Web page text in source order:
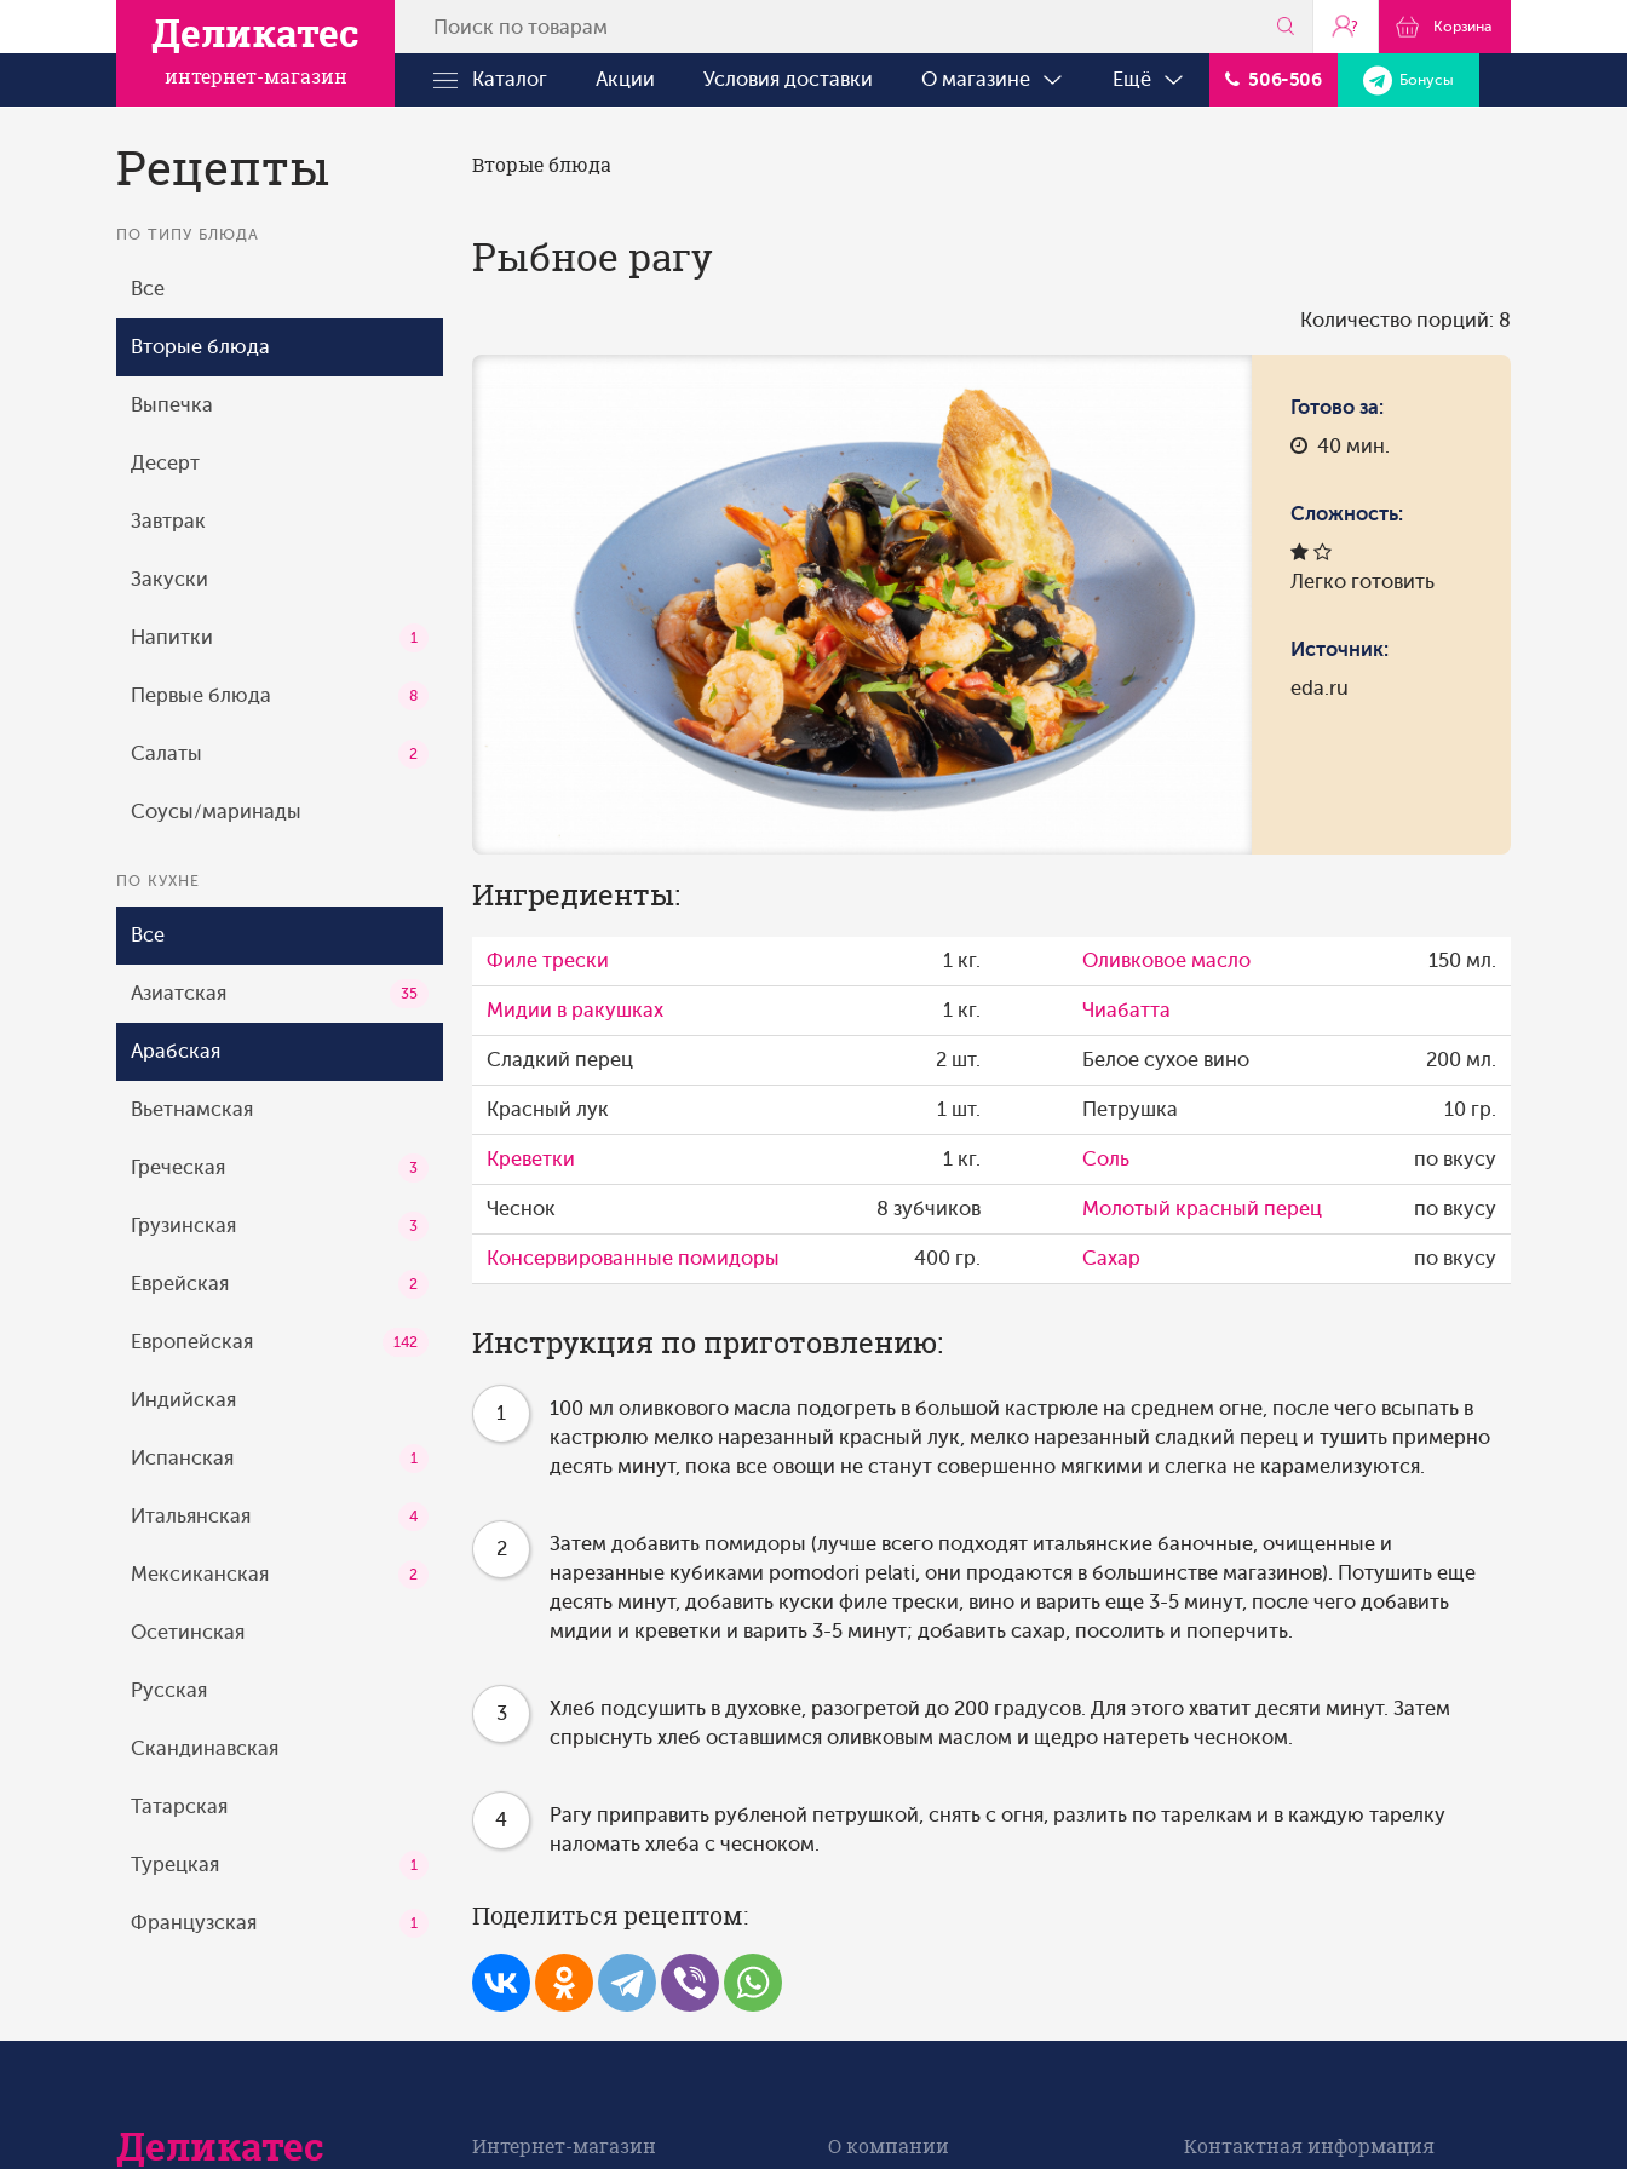
Деликатес
интернет-магазин
? Корзина
Каталог Акции Условия доставки О магазине Ещё 506-506 Бонусы
Рецепты
ПО ТИПУ БЛЮДА
Все
Вторые блюда
Выпечка
Десерт
Завтрак
Закуски
Напитки 1
Первые блюда 8
Салаты 2
Соусы/маринады
ПО КУХНЕ
Все
Азиатская 35
Арабская
Вьетнамская
Греческая 3
Грузинская 3
Еврейская 2
Европейская 142
Индийская
Испанская 1
Итальянская 4
Мексиканская 2
Осетинская
Русская
Скандинавская
Татарская
Турецкая 1
Французская 1
Вторые блюда
Рыбное рагу
Количество порций: 8
Готово за:
40 мин.
Сложность:
Легко готовить
Источник:
eda.ru
Ингредиенты:
Филе трески 1 кг. Оливковое масло 150 мл.
Мидии в ракушках 1 кг. Чиабатта
Сладкий перец 2 шт. Белое сухое вино 200 мл.
Красный лук 1 шт. Петрушка 10 гр.
Креветки 1 кг. Соль по вкусу
Чеснок 8 зубчиков Молотый красный перец по вкусу
Консервированные помидоры 400 гр. Сахар по вкусу
Инструкция по приготовлению:
1
100 мл оливкового масла подогреть в большой кастрюле на среднем огне, после чего всыпать в
кастрюлю мелко нарезанный красный лук, мелко нарезанный сладкий перец и тушить примерно
десять минут, пока все овощи не станут совершенно мягкими и слегка не карамелизуются.
2
Затем добавить помидоры (лучше всего подходят итальянские баночные, очищенные и
нарезанные кубиками pomodori pelati, они продаются в большинстве магазинов). Потушить еще
десять минут, добавить куски филе трески, вино и варить еще 3-5 минут, после чего добавить
мидии и креветки и варить 3-5 минут; добавить сахар, посолить и поперчить.
3
Хлеб подсушить в духовке, разогретой до 200 градусов. Для этого хватит десяти минут. Затем
спрыснуть хлеб оставшимся оливковым маслом и щедро натереть чесноком.
4
Рагу приправить рубленой петрушкой, снять с огня, разлить по тарелкам и в каждую тарелку
наломать хлеба с чесноком.
Поделиться рецептом:
Деликатес Интернет-магазин О компании Контактная информация